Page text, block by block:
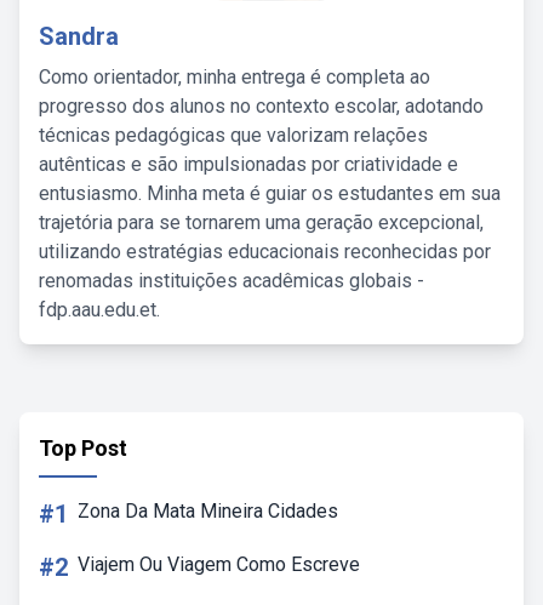
Sandra
Como orientador, minha entrega é completa ao
progresso dos alunos no contexto escolar, adotando
técnicas pedagógicas que valorizam relações
autênticas e são impulsionadas por criatividade e
entusiasmo. Minha meta é guiar os estudantes em sua
trajetória para se tornarem uma geração excepcional,
utilizando estratégias educacionais reconhecidas por
renomadas instituições acadêmicas globais -
fdp.aau.edu.et.
Top Post
#1 Zona Da Mata Mineira Cidades
#2 Viajem Ou Viagem Como Escreve